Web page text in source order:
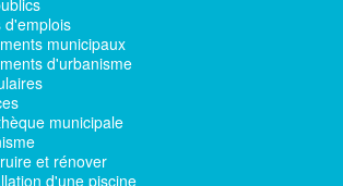
d'emplois
municipaux
d'urbanisme
municipale
et rénover
d'une piscine